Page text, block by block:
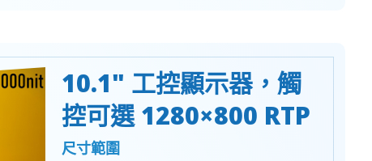
10.1" 工控顯示器，觸
控可選 1280×800 RTP
尺寸範圍